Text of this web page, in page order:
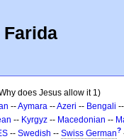
does Jesus allow it 1)
--Aymara --Azeri -- Bengali --
-- Kyrgyz -- Macedonian --
-- Swedish -- Swiss German?